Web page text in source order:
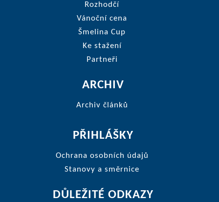
Rozhodčí
Vánoční cena
Šmelina Cup
Ke stažení
Partneři
ARCHIV
Archiv článků
PŘIHLÁŠKY
Ochrana osobních údajů
Stanovy a směrnice
DŮLEŽITÉ ODKAZY